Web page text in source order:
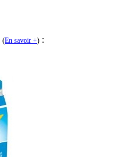
(En savoir +) :